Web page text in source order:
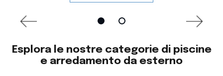
Esplora le nostre categorie di piscine
e arredamento da esterno